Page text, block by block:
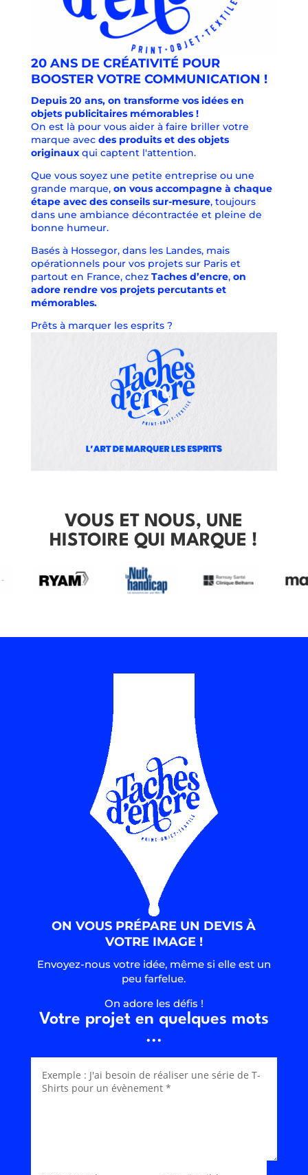
20 ANS DE CRÉATIVITÉ POUR
BOOSTER VOTRE COMMUNICATION !
Depuis 20 ans, on transforme vos idées en
objets publicitaires mémorables !
On est là pour vous aider à faire briller votre
marque avec des produits et des objets
originauxqui captent l'attention.
Que vous soyez une petite entreprise ou une
grande marque, on vous accompagne à chaque
étape avec des conseils sur-mesure, toujours
dans une ambiance décontractée et pleine de
bonne humeur.
Basés à Hossegor, dans les Landes, mais
opérationnels pour vos projets sur Paris et
partout en France, chez Taches d’encre,on
adore rendre vos projets percutants et
mémorables.
Prêts à marquer les esprits ?
VOUS ET NOUS, UNE
HISTOIRE QUI MARQUE !
ON VOUS PRÉPARE UN DEVIS À
VOTRE IMAGE !
Envoyez-nous votre idée, même si elle est un
peu farfelue.
On adore les défis !
Votre projet en quelques mots
...